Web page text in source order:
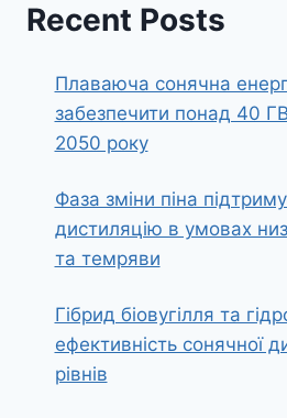
Recent Posts
Плаваюча сонячна
забезпечити понад 40
2050 року
Фаза зміни піна
дистиляцію в умовах
та темряви
Гібрид біовугілля та
ефективність сонячної
рівнів